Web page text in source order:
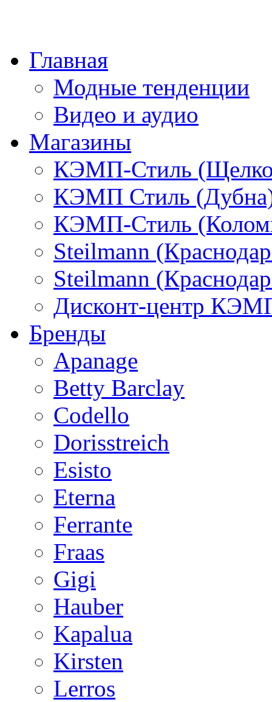
Главная
Модные тенденции
Видео и аудио
Магазины
КЭМП-Стиль
КЭМП Стиль
КЭМП-Стиль
Steilmann
Steilmann
Дисконт-центр
Бренды
Apanage
Betty Barclay
Codello
Dorisstreich
Esisto
Eterna
Ferrante
Fraas
Gigi
Hauber
Kapalua
Kirsten
Lerros